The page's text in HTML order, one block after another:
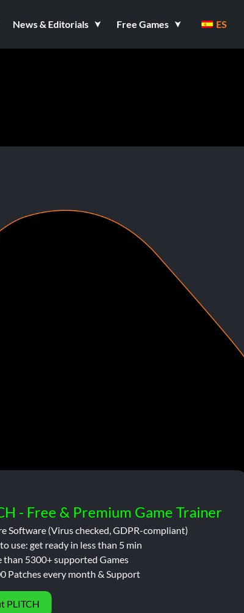
News & Editorials Free Games ES
- Free & Premium Game Trainer
Software (Virus checked, GDPR-compliant)
use: get ready in less than 5 min
than 5300+ supported Games
Patches every month & Support
PLITCH